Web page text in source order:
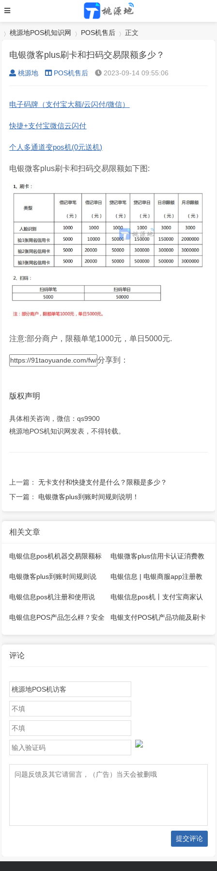
桃源地POS机知识网
›
POS机售后
›
正文
电银微客plus刷卡和扫码交易限额多少？
桃源地 POS机售后 2023-09-14 09:55:06
电子码牌（支付宝大额/云闪付/微信）
快捷+支付宝微信云闪付
个人多通道变pos机(0元送机)
电银微客plus刷卡和扫码交易限额如下图:
注意:部分商户，限额单笔1000元，单日5000元.
分享到：
版权声明
具体相关咨询，微信：qs9900
桃源地POS机知识网发表，不得转载。
上一篇：无卡支付和快捷支付是什么？限额是多少？
下一篇： 电银微客plus到账时间规则说明！
相关文章
电银信息pos机机器交易限额标
准介绍！
电银微客plus信用卡认证消费教
程！
电银微客plus到账时间规则说
明！
电银信息 | 电银商服app注册教
程和使用说明!
电银信息pos机注册和使用说
明！
电银信息pos机丨支付宝商家认
证流程
电银信息POS产品怎么样？安全
电银支付POS机产品功能及刷卡
评论
提交评论